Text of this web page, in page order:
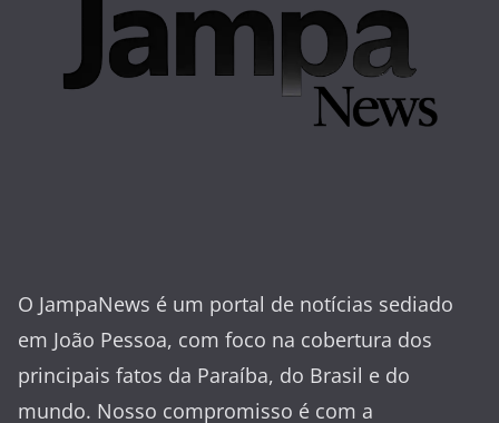
O JampaNews é um portal de notícias sediado
em João Pessoa, com foco na cobertura dos
principais fatos da Paraíba, do Brasil e do
mundo. Nosso compromisso é com a